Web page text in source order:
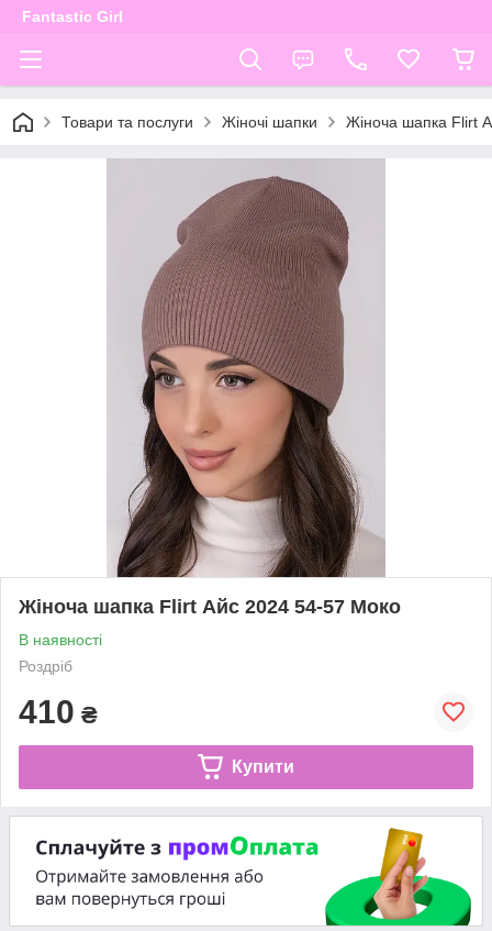
Fantastic Girl
Товари та послуги Жіночі шапки Жіноча шапка Flirt
Жіноча шапка Flirt Айс 2024 54-57 Моко
В наявності
Роздріб
410 ₴
Купити